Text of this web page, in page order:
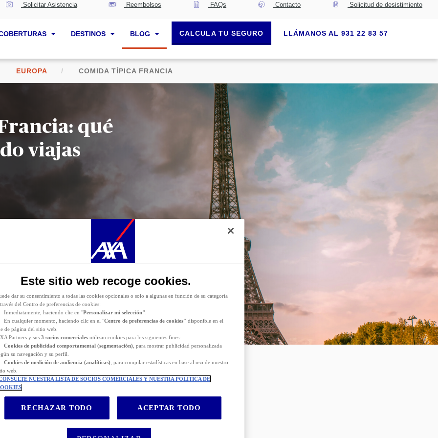
Solicitar Asistencia Reembolsos FAQs Contacto Solicitud de desistimiento
DESTINOS BLOG CALCULA TU SEGURO LLÁMANOS AL 931 22 83 57
EUROPA COMIDA TÍPICA FRANCIA
qué
viajas
qué platos pedir
Este sitio web recoge cookies.
cookies funcionales y técnicas
También puede consentir el depósito de cookies opcionales, ya sea por parte de AXA
o de terceros proveedores, para los fines descritos a continuación.
(estrictamente necesarias) se eliminan durante la navegación por el
web. AXA Partners o terceros proveedores pueden depositar cookies opcionales para los fines que
la posibilidad deaceptaro rechazar el depósito de cookies. Almacenaremos sus preferencias
dar su consentimiento a todas las cookies opcionales o solo a algunas en función de su categoría
del Centro de preferencias de cookies:
Inmediatamente, haciendo clic en "Personalizar mi selección"
En cualquier momento, haciendo clic en el "Centro de preferencias de cookies" disponible en el
de página del sitio web.
Partners y sus3 socios comerciales utilizan cookies para los siguientes fines:
Cookies de publicidad comportamental (segmentación), para mostrar publicidad personalizada
su navegación y su perfil.
Cookies de medición de audiencia (analíticas), para compilar estadísticas en base al uso de nuestro
web.
NUESTRA LISTA DE SOCIOS COMERCIALES Y NUESTRA POLÍTICA DE
RECHAZAR TODO ACEPTAR TODO